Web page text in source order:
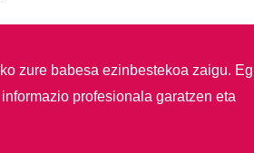
zure babesa ezinbestekoa zaigu.
profesionala garatzen eta